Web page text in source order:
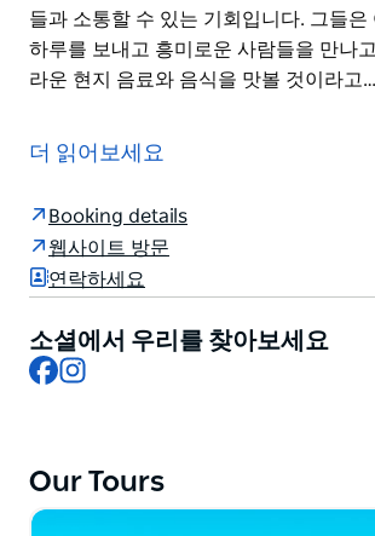
들과 소통할 수 있는 기회입니다. 그들은
하루를 보내고 흥미로운 사람들을 만나
라운 현지 음료와 음식을 맛볼 것이라고…
지역 음식이 만들어지는 곳으로 여러분
그들은 최고의 지역 풍미를 맛보고 경험
들과 그것을 만드는 사람들을 하나로 모
고의 수제 양조장을 돌아다니는 것부터
한 와인 지역을 탐험하는 것, The Rocks
을 거닐거나 Inner West에서 최고의 현
수 있는 기회입니다.
그들은 여러분이 즐거운 하루를 보내고
더 읽어보세요
Booking details
웹사이트 방문
연락하세요
소셜에서 우리를 찾아보세요
Facebook
Our Tours